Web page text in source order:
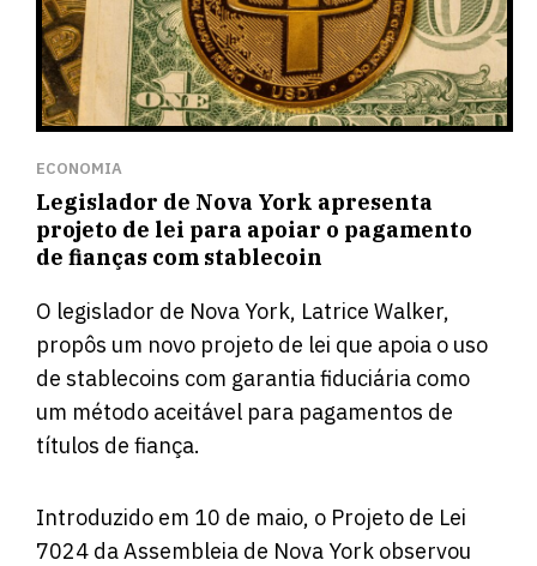
ECONOMIA
Legislador de Nova York apresenta
projeto de lei para apoiar o pagamento
de fianças com stablecoin
O legislador de Nova York, Latrice Walker,
propôs um novo projeto de lei que apoia o uso
de stablecoins com garantia fiduciária como
um método aceitável para pagamentos de
títulos de fiança.
Introduzido em 10 de maio, o Projeto de Lei
7024 da Assembleia de Nova York observou